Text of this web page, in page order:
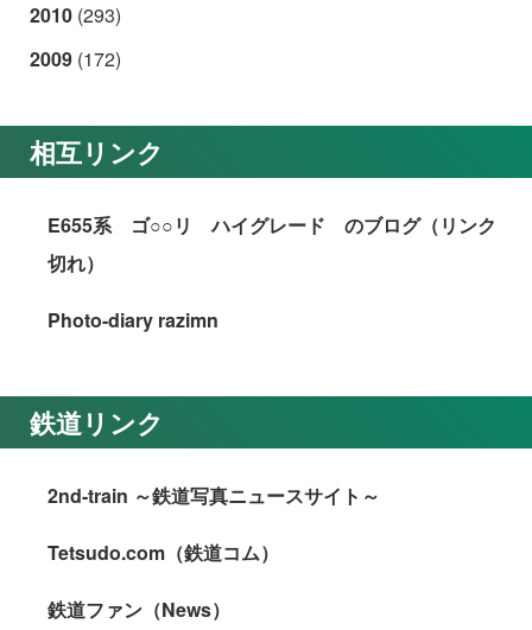
2010 (293)
2009 (172)
相互リンク
E655系 ゴ○○リ ハイグレード のブログ（リンク
切れ）
Photo-diary razimn
鉄道リンク
2nd-train ～鉄道写真ニュースサイト～
Tetsudo.com（鉄道コム）
鉄道ファン（News）